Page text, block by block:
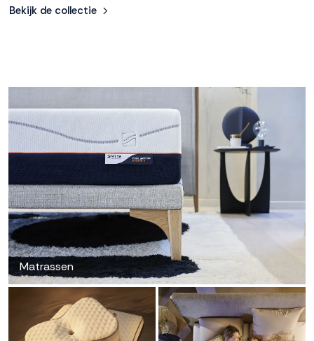
Bekijk de collectie
Matrassen